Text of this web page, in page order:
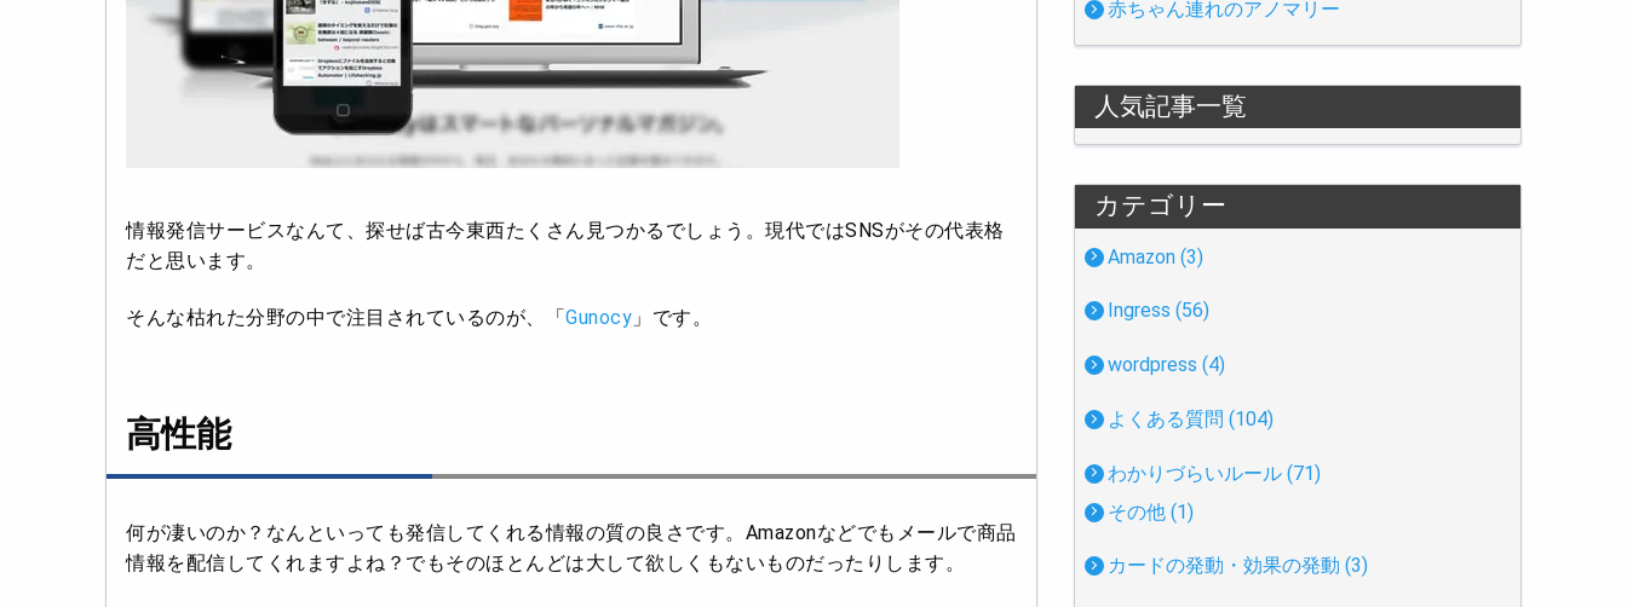
情報発信サービスなんて、探せば古今東西たくさん見つかるでしょう。現代ではSNSがその代表格
だと思います。
そんな枯れた分野の中で注目されているのが、「Gunocy 」です。
高性能
何が凄いのか？なんといっても発信してくれる情報の質の良さです。Amazonなどでもメールで商品
情報を配信してくれますよね？でもそのほとんどは大して欲しくもないものだったりします。
赤ちゃん連れのアノマリー
人気記事一覧
カテゴリー
Amazon (3)
Ingress (56)
wordpress (4)
よくある質問 (104)
わかりづらいルール (71)
その他 (1)
カードの発動・効果の発動 (3)